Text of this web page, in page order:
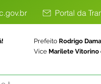
Portal da
Prefeito Rodrigo
Vice Marilete Vitorino